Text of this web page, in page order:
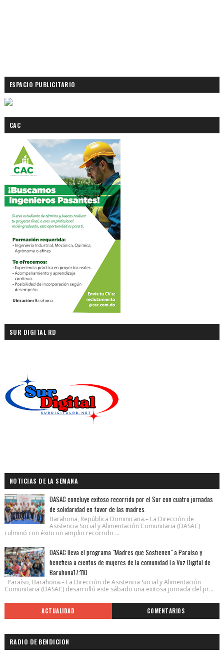
ESPACIO PUBLICITARIO
CAC
SUR DIGITAL RD
NOTICIAS DE LA SEMANA
DASAC concluye exitoso recorrido por el Sur con cuatro jornadas
de solidaridad en favor de las madres.
Barahona, República Dominicana.– La Dirección de
Asistencia Social y Alimentación Comunitaria (DASAC)
culminó con éxito un amplio recorrido ...
DASAC lleva el programa "Madres que Sostienen" a Paraíso y
beneficia a cientos de mujeres de la comunidad La Voz Digital de
Barahona17:110
Paraíso, Barahona.– La Dirección de Asistencia Social y Alimentación
Comunitaria (DASAC) desarrolló este sábado una exitosa jornada del pr...
ACTUALIDAD COMENTARIOS
RADIO DE BENDICION